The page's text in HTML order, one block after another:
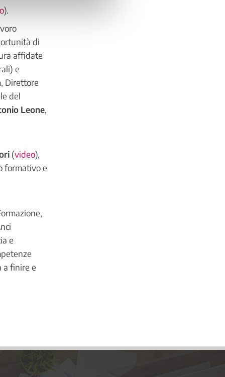
).
di
affidate
e
, Direttore
del
Leone,
(video),
formativo e
e
a finire e